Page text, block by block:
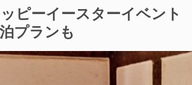
ピーイースターイベン
プランも